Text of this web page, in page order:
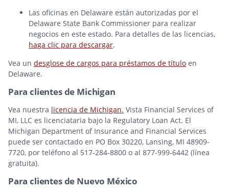
Las oficinas en Delaware están autorizadas por el
Delaware State Bank Commissioner para realizar
negocios en este estado. Para detalles de las licencias,
haga clic para descargar.
Vea un desglose de cargos para préstamos de título en
Delaware.
Para clientes de Michigan
Vea nuestra licencia de Michigan. Vista Financial Services of
MI, LLC es licenciataria bajo la Regulatory Loan Act. El
Michigan Department of Insurance and Financial Services
puede ser contactado en PO Box 30220, Lansing, MI 48909-
7720, por teléfono al 517-284-8800 o al 877-999-6442 (línea
gratuita).
Para clientes de Nuevo México